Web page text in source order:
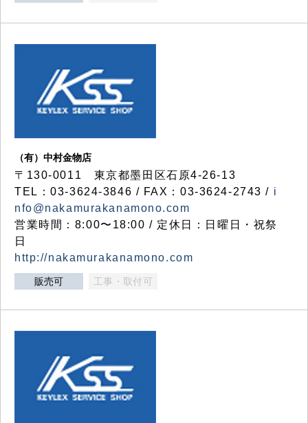
（有）中村金物店
〒130-0011 東京都墨田区石原4-26-13
TEL：03-3624-3846 / FAX：03-3624-2743 / i
nfo@nakamurakanamono.com
営業時間：8:00〜18:00 / 定休日：日曜日・祝祭
日
http://nakamurakanamono.com
販売可 工事・取付可